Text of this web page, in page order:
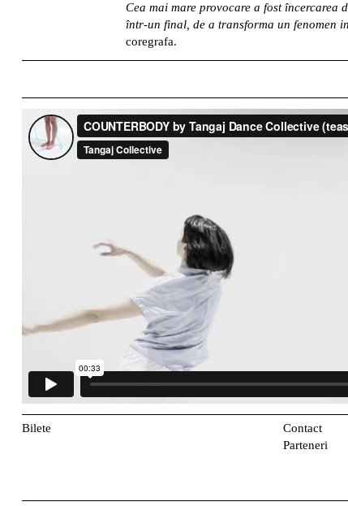
Cea mai mare provocare a fost încercarea
într-un final, de a transforma un fenomen
coregrafa.
Bilete
Contact
Parteneri